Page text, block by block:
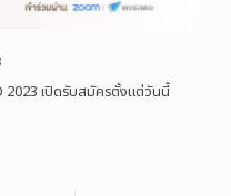
2023 เปิดรับสมัครตั้งแต่วันนี้